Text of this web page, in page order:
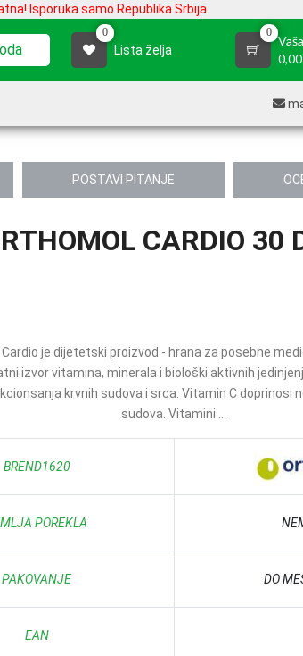
Isporuka samo Republika Srbija
0
Lista želja
0
POSTAVI PITANJE
CARDIO 30
je dijetetski proizvod - hrana za posebne
izvor vitamina, minerala i biološki aktivnih
krvnih sudova i srca. Vitamin C doprinosi
sudova. Vitamini ...
BREND1620
POREKLA
PAKOVANJE DO
EAN